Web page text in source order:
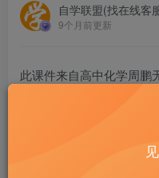
自学联盟(找在线客
9个月前更新
此课件来自高中化学周鹏
学视频，创新的教学方
考，解决学生的化学学习
绩。打造出针对高考化学